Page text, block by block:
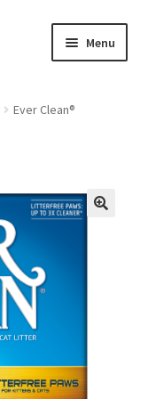
Menu
Ever Clean®